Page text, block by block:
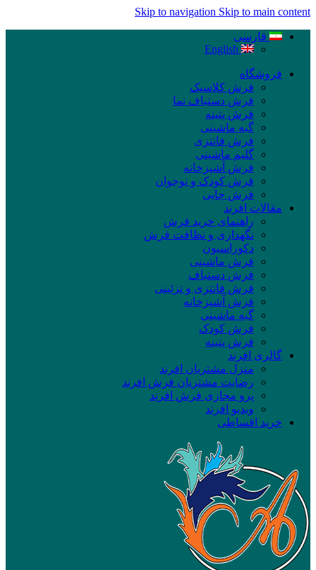
Skip to navigation Skip to main content
فارسی
English
فروشگاه
فرش کلاسیک
فرش دستباف نما
فرش پتینه
گبه ماشینی
فرش فانتزی
گلیم ماشینی
فرش آشپزخانه
فرش کودک و نوجوان
فرش چاپی
مقالات افرند
راهنمای خرید فرش
نگهداری و نظافت فرش
دکوراسیون
فرش ماشینی
فرش دستباف
فرش فانتزی و تزئینی
فرش آشپزخانه
گبه ماشینی
فرش کودک
فرش پتینه
گالری افرند
منزل مشتریان افرند
رضایت مشتریان فرش افرند
پرو مجازی فرش افرند
ویدیو افرند
خرید اقساطی